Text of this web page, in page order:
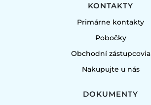
KONTAKTY
Primárne kontakty
Pobočky
Obchodní zástupcovia
Nakupujte u nás
DOKUMENTY